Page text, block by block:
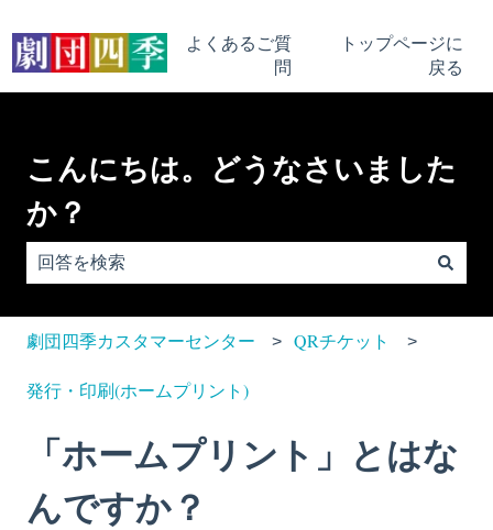
よくあるご質
問
トップページに
戻る
こんにちは。どうなさいました
か？
劇団四季カスタマーセンター QRチケット
発行・印刷(ホームプリント)
「ホームプリント」とはな
んですか？